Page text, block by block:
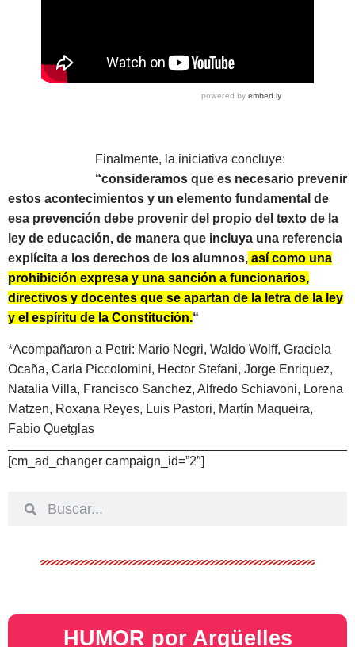
Finalmente, la iniciativa concluye:
“consideramos que es necesario prevenir
estos acontecimientos y un elemento fundamental de
esa prevención debe provenir del propio del texto de la
ley de educación, de manera que incluya una referencia
explícita a los derechos de los alumnos, así como una
prohibición expresa y una sanción a funcionarios,
directivos y docentes que se apartan de la letra de la ley
y el espíritu de la Constitución.“
*Acompañaron a Petri: Mario Negri, Waldo Wolff, Graciela
Ocaña, Carla Piccolomini, Hector Stefani, Jorge Enriquez,
Natalia Villa, Francisco Sanchez, Alfredo Schiavoni, Lorena
Matzen, Roxana Reyes, Luis Pastori, Martín Maqueira,
Fabio Quetglas
[cm_ad_changer campaign_id=”2″]
HUMOR por Argüelles​